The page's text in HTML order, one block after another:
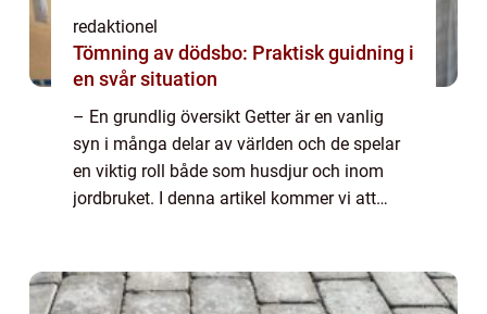
redaktionel
Tömning av dödsbo: Praktisk guidning i
en svår situation
– En grundlig översikt Getter är en vanlig
syn i många delar av världen och de spelar
en viktig roll både som husdjur och inom
jordbruket. I denna artikel kommer vi att